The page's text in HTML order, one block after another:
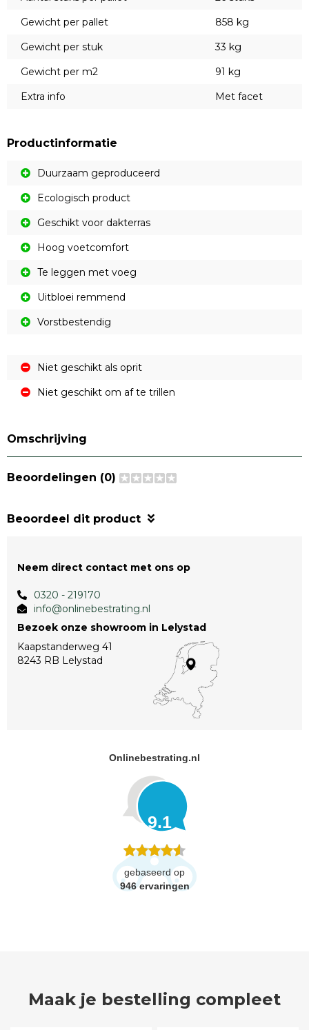
Gewicht per pallet
858 kg
Gewicht per stuk
33 kg
Gewicht per m2
91 kg
Extra info
Met facet
Productinformatie
Duurzaam geproduceerd
Ecologisch product
Geschikt voor dakterras
Hoog voetcomfort
Te leggen met voeg
Uitbloei remmend
Vorstbestendig
Niet geschikt als oprit
Niet geschikt om af te trillen
Omschrijving
Beoordelingen (0)
Beoordeel dit product
Neem direct contact met ons op
0320 - 219170
info@onlinebestrating.nl
Bezoek onze showroom in Lelystad
Kaapstanderweg 41
8243 RB Lelystad
Onlinebestrating.nl
9.1
gebaseerd op
946 ervaringen
Maak je bestelling compleet